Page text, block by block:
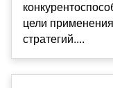
цели
стратегий....